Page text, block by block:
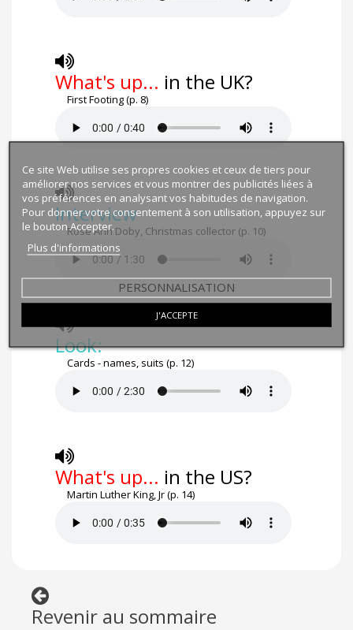
What's up... in the UK?
First Footing (p. 8)
Interview
Rose Ann Doby, Christmas collector (p. 10)
Look:
Cards - names, suits (p. 12)
What's up... in the US?
Martin Luther King, Jr (p. 14)
Revenir au sommaire
Ce site Web utilise ses propres cookies et ceux de tiers pour
améliorer nos services et vous montrer des publicités liées à
vos préférences en analysant vos habitudes de navigation.
Pour donner votre consentement à son utilisation, appuyez sur
le bouton Accepter.
Plus d'informations
PERSONNALISATION
J'ACCEPTE